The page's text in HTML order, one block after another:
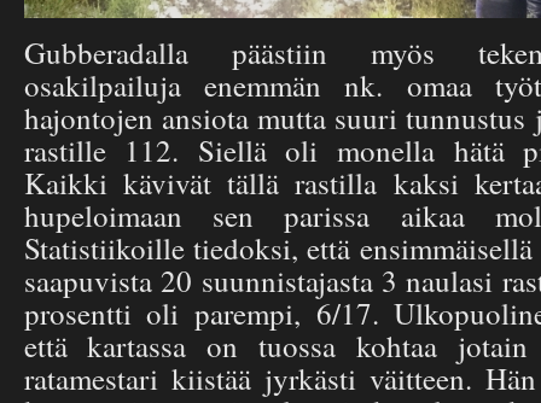
Gubberadalla päästiin myös
osakilpailuja enemmän nk. omaa
hajontojen ansiota mutta suuri tunnustus
rastille 112. Siellä oli monella hätä
Kaikki kävivät tällä rastilla kaksi
hupeloimaan sen parissa aikaa
Statistiikoille tiedoksi, että
saapuvista 20 suunnistajasta 3 naulasi
prosentti oli parempi, 6/17.
että kartassa on tuossa kohtaa
ratamestari kiistää jyrkästi väitteen.